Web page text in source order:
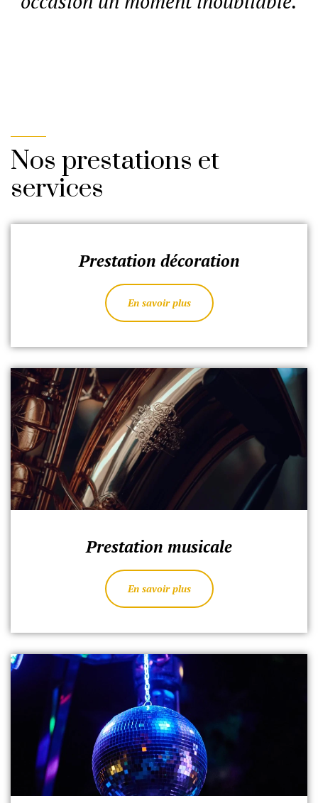
Nos prestations et
services
Prestation décoration
En savoir plus
Prestation musicale
En savoir plus